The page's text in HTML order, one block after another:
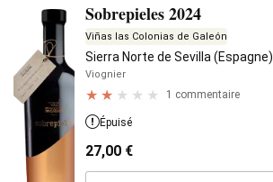
Sobrepieles 2024
Viñas las Colonias de Galeón
Sierra Norte de Sevilla (Espagne)
Viognier
1 commentaire
Épuisé
27,00 €